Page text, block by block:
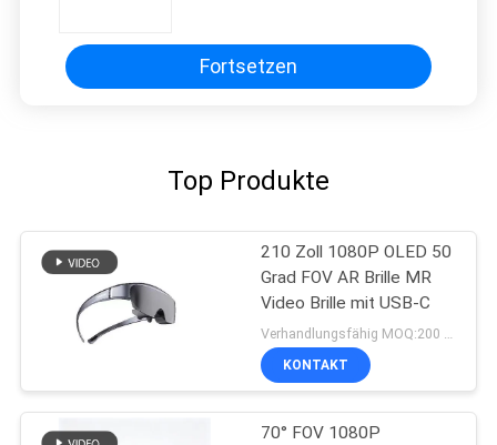
Fortsetzen
Top Produkte
210 Zoll 1080P OLED 50
Grad FOV AR Brille MR
Video Brille mit USB-C
KONTAKT
70° FOV 1080P